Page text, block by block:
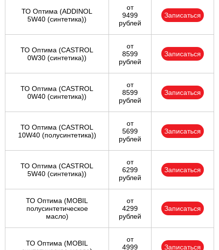
ТО Оптима (ADDINOL
5W40 (синтетика))
от
9499
рублей
Записаться
ТО Оптима (CASTROL
0W30 (синтетика))
от
8599
рублей
Записаться
ТО Оптима (CASTROL
0W40 (синтетика))
от
8599
рублей
Записаться
ТО Оптима (CASTROL
10W40 (полусинтетика))
от
5699
рублей
Записаться
ТО Оптима (CASTROL
5W40 (синтетика))
от
6299
рублей
Записаться
ТО Оптима (MOBIL
полусинтетическое
масло)
от
4299
рублей
Записаться
ТО Оптима (MOBIL
от
4999
Записаться